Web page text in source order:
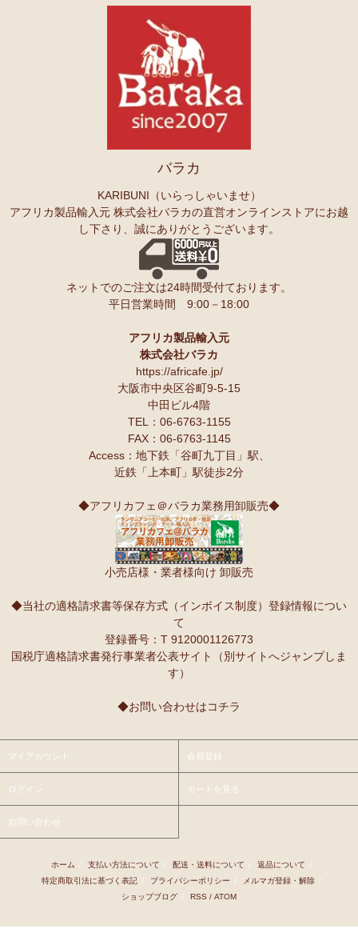
荷！～アフリカの色×こさえたん～
カンガ～アフリカの生活布～ 人気柄が限定数再入荷！現
マサイシュカ アフリカの布ページに新入荷！
マサイ民族のマント 軽くおしゃれなブランケット
スクエアトートバッグ～キテンゲ本革仕立て
◇ハイクオリティ◇で仕立てた新作登場！『ニッポンの技×アフリ
10/20：ミニころりんハンドバッグ～キテンゲ本革仕立て～キテ
ンゲ◇ハイクオリティ◇で仕立てた新作登場！『ニッポンの技×ア
長財布L字ファスナー～キテンゲ本革仕立て
ハイクオリティ◇で仕立てた新作登場！『ニッポンの技×アフリカ
天然石ソープストーン オブジェ カバ絵皿
アフリカンキーホルダー バッグチャーム
リカ雑貨コーナー新入荷！
ティンガティンガ・アート～ロングサイズ（縦長・横長）
10/10：ティンガティンガ・アート～Lサイズの作品 新入荷！作家
名ごとに2つのカテゴリーでご紹介します
開催決定！【特別企画】ティンガティンガ・アーティスト
に弟子入り体験ワークショップ
〈1日コース〉〈2日コース〉 参加予約受付中！
レギュラーカラー半袖シャツ～キテンゲ◇ハイクオリティ
【MOTTAINAI】～もったいない～カシューナッツ ワケあ
り 賞味期限間近セール！
【予約開始】ティンガティンガ・カレンダー『ティンガテ
テンゲ◇ハイクオリティ◇で仕立てた新作登場！
◇で仕立てた新作登場！『ニッポンの技×アフリカの色』
手彫り金細工ジュエリー 新入荷！～ザンジバル金職人のハ
また、バラカさんのイベントにもお邪魔できたらと思います。
Ｓさまより あったか裏ボア！キテンゲ ネックウォーマー
どれも素敵な柄で迷いますね。全部やっぱりかわいい。家族にプレセ
ントも考えているので、思いっきり買おうと思います。
上高地の山に行ったときに、アフリカと日本の山のマッチング合うな
ーと思ってネックウォーマーを身に着けました。
Ｏさまより ザンジバルスパイスMIXスパイスのご感想
実は、昨年4月にイベントで購入して以来、未使用だったのですが、
年明けから使い始め、これはおいしい！と思い、今回たくさん購入さ
せていただきました。
友人にもプレゼントしたいと思います♪
スパイスが持つ可能性も奥深いですよね。
Ｓさまより カシューナッツへのご感想
こんにちは。昨夜コーヒーとカシューナッツを受け取りました。
でカリカリとしてローストの感じもよく豆本来の甘みもあり、とても
夫も私もナッツ類が大好きで、食べだしたら止まりません。
Ｏさまより キテンゲ オトナのステテコパンツへのご感想
生地が薄く涼しい。動きやすい。履きやすい。
小学一年の授業で、世界の民話を読もうということで、『しんぞうと
ひげ』を読ませてもらいました。
クラスで読み聞かせをすると、子ども達の笑顔があっと言う間に満開
顔を見合わせて笑う子ども、お腹を抱えて笑う子ども、面白すぎる
ー！と声をあげて笑う子ども、、、
Ｓさまより ティンガティンガ・アートへのご感想
先日購入させて頂いた絵は大変気にいっています。
また、ダウディのほかの作品を紹介して頂き、ありがとうございま
す。他にも2点気になる作品があります。
アフリカらしいデザインで素敵です。形もいいけど、色も素敵！
今着けているネックレスと合わせて2つを重ねづけを楽しみます！
Ｙさまより 紅茶アフリカンプライドへのご感想
ミルクティーで飲むとすごく美味しいです。
Ｋさまより ■初めての方限定■全国送料無料■カフェアフリ
カ・バラカへのご感想
バラカ
KARIBUNI（いらっしゃいませ）
アフリカ製品輸入元 株式会社バラカの直営オンラインストアにお越
し下さり、誠にありがとうございます。
ネットでのご注文は24時間受付ております。
平日営業時間 9:00－18:00
アフリカ製品輸入元
株式会社バラカ
https://africafe.jp/
大阪市中央区谷町9-5-15
中田ビル4階
TEL：06-6763-1155
FAX：06-6763-1145
Access：地下鉄「谷町九丁目」駅、
近鉄「上本町」駅徒歩2分
◆アフリカフェ＠バラカ業務用卸販売◆
小売店様・業者様向け 卸販売
◆当社の適格請求書等保存方式（インボイス制度）登録情報につい
て
登録番号：T 9120001126773
国税庁適格請求書発行事業者公表サイト（別サイトへジャンプしま
す）
◆お問い合わせはコチラ
マイアカウント 会員登録
ログイン カートを見る
お問い合わせ
ホーム / 支払い方法について / 配送・送料について / 返品について
/
特定商取引法に基づく表記 / プライバシーポリシー / メルマガ登録・解除 /
ショップブログ / RSS / ATOM